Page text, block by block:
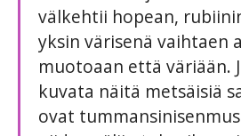
välkehtii hopean,
yksin värisenä vaihtaen
muotoaan että väriään.
kuvata näitä metsäisiä
ovat